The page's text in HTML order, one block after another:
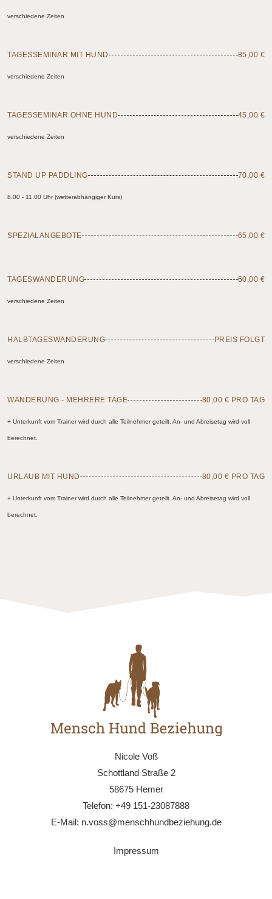
verschiedene Zeiten
TAGESSEMINAR MIT HUND 85,00 €
verschiedene Zeiten
TAGESSEMINAR OHNE HUND 45,00 €
verschiedene Zeiten
STAND UP PADDLING 70,00 €
8.00 - 11.00 Uhr (wetterabhängiger Kurs)
SPEZIALANGEBOTE 65,00 €
TAGESWANDERUNG 60,00 €
verschiedene Zeiten
HALBTAGESWANDERUNG PREIS FOLGT
verschiedene Zeiten
WANDERUNG - MEHRERE TAGE 80,00 € PRO TAG
+ Unterkunft vom Trainer wird durch alle Teilnehmer geteilt. An- und Abreisetag wird voll
berechnet.
URLAUB MIT HUND 80,00 € PRO TAG
+ Unterkunft vom Trainer wird durch alle Teilnehmer geteilt. An- und Abreisetag wird voll
berechnet.
Nicole Voß
Schottland Straße 2
58675 Hemer
Telefon: +49 151-23087888
E-Mail: n.voss@menschhundbeziehung.de
Impressum